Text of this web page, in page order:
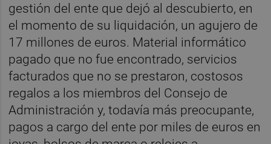
gestión del ente que dejó al descubierto, en
el momento de su liquidación, un agujero de
17 millones de euros. Material informático
pagado que no fue encontrado, servicios
facturados que no se prestaron, costosos
regalos a los miembros del Consejo de
Administración y, todavía más preocupante,
pagos a cargo del ente por miles de euros en